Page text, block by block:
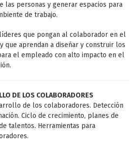
personas y generar espacios para
de trabajo.
que pongan al colaborador en el
que aprendan a diseñar y construir los
el empleado con alto impacto en el
DE LOS COLABORADORES
de los colaboradores. Detección
Ciclo de crecimiento, planes de
talentos. Herramientas para